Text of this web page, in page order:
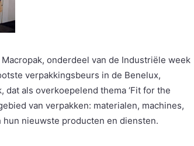
onderdeel van de Industriële week
verpakkingsbeurs in de Benelux,
als overkoepelend thema ‘Fit for the
van verpakken: materialen, machines,
nieuwste producten en diensten.